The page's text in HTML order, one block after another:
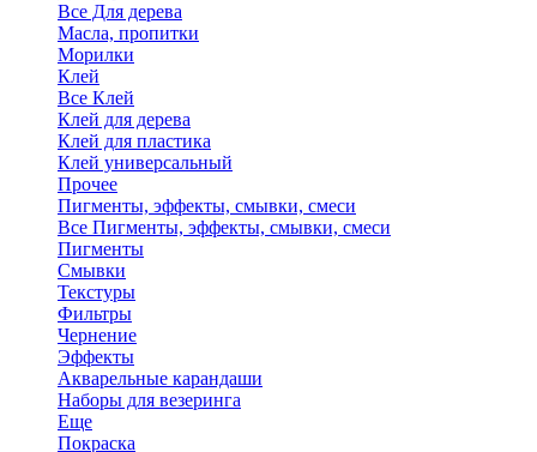
Все Для дерева
Масла, пропитки
Морилки
Клей
Все Клей
Клей для дерева
Клей для пластика
Клей универсальный
Прочее
Пигменты, эффекты, смывки, смеси
Все Пигменты, эффекты, смывки, смеси
Пигменты
Смывки
Текстуры
Фильтры
Чернение
Эффекты
Акварельные карандаши
Наборы для везеринга
Еще
Покраска